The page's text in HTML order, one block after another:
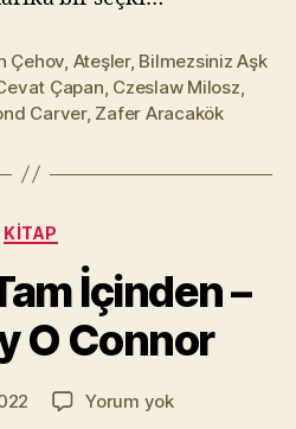
Çehov, Ateşler, Bilmezsiniz Aşk
Çapan, Czeslaw Milosz,
Carver, Zafer Aracakök
Kategoriler
KITAP
İçinden –
O Connor
Yazının
yazarı
a
M
u
aYorum yokOrmanın